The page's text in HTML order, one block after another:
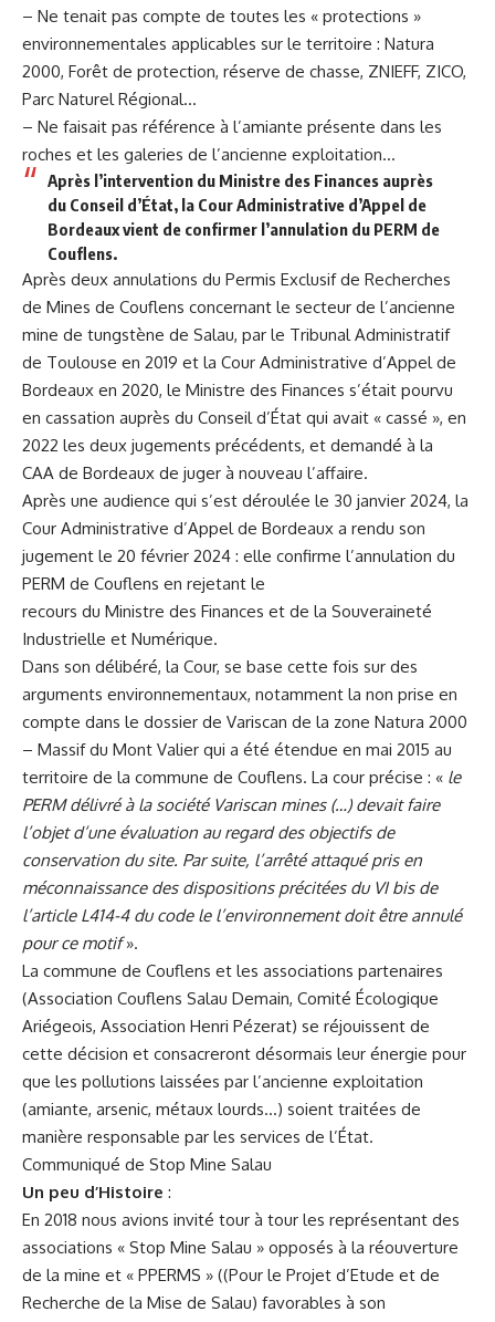
– Ne tenait pas compte de toutes les « protections »
environnementales applicables sur le territoire : Natura
2000, Forêt de protection, réserve de chasse, ZNIEFF, ZICO,
Parc Naturel Régional…
– Ne faisait pas référence à l’amiante présente dans les
roches et les galeries de l’ancienne exploitation…
Après l’intervention du Ministre des Finances auprès
du Conseil d’État, la Cour Administrative d’Appel de
Bordeaux vient de confirmer l’annulation du PERM de
Couflens.
Après deux annulations du Permis Exclusif de Recherches
de Mines de Couflens concernant le secteur de l’ancienne
mine de tungstène de Salau, par le Tribunal Administratif
de Toulouse en 2019 et la Cour Administrative d’Appel de
Bordeaux en 2020, le Ministre des Finances s’était pourvu
en cassation auprès du Conseil d’État qui avait « cassé », en
2022 les deux jugements précédents, et demandé à la
CAA de Bordeaux de juger à nouveau l’affaire.
Après une audience qui s’est déroulée le 30 janvier 2024, la
Cour Administrative d’Appel de Bordeaux a rendu son
jugement le 20 février 2024 : elle confirme l’annulation du
PERM de Couflens en rejetant le
recours du Ministre des Finances et de la Souveraineté
Industrielle et Numérique.
Dans son délibéré, la Cour, se base cette fois sur des
arguments environnementaux, notamment la non prise en
compte dans le dossier de Variscan de la zone Natura 2000
– Massif du Mont Valier qui a été étendue en mai 2015 au
territoire de la commune de Couflens. La cour précise : « le
PERM délivré à la société Variscan mines (…) devait faire
l’objet d’une évaluation au regard des objectifs de
conservation du site. Par suite, l’arrêté attaqué pris en
méconnaissance des dispositions précitées du VI bis de
l’article L414-4 du code le l’environnement doit être annulé
pour ce motif».
La commune de Couflens et les associations partenaires
(Association Couflens Salau Demain, Comité Écologique
Ariégeois, Association Henri Pézerat) se réjouissent de
cette décision et consacreront désormais leur énergie pour
que les pollutions laissées par l’ancienne exploitation
(amiante, arsenic, métaux lourds…) soient traitées de
manière responsable par les services de l’État.
Communiqué de Stop Mine Salau
Un peu d’Histoire :
En 2018 nous avions invité tour à tour les représentant des
associations « Stop Mine Salau » opposés à la réouverture
de la mine et « PPERMS » ((Pour le Projet d’Etude et de
Recherche de la Mise de Salau) favorables à son